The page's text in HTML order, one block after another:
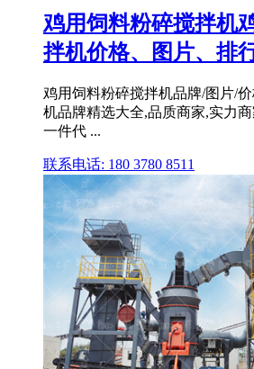
鸡用饲料粉碎搅拌机
拌机价格、图片、排
鸡用饲料粉碎搅拌机品牌/图片/
机品牌精选大全,品质商家,实力
一件代 ...
联系电话: 180 3780 8511